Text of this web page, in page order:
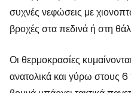
συχνές νεφώσεις με
βροχές στα πεδινά ή στη
Οι θερμοκρασίες
ανατολικά και γύρω στους